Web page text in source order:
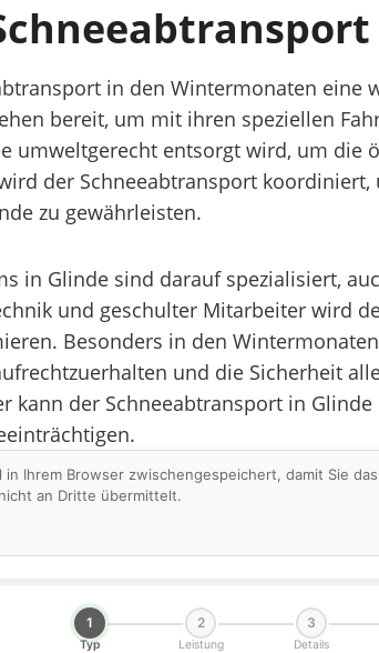
in den Wintermonaten eine
bereit, um mit ihren speziellen
umweltgerecht entsorgt wird, um
der Schneeabtransport
zu gewährleisten.
in Glinde sind darauf spezialisiert,
und geschulter Mitarbeiter wird
Besonders in den
und die Sicherheit
kann der Schneeabtransport in
in Ihrem Browser zwischengespeichert, damit Sie
an Dritte übermittelt.
1
Typ
2
Leistung
3
Details